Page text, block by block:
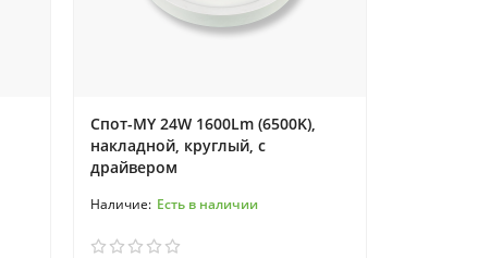
Спот-MY 24W 1600Lm (6500K),
накладной, круглый, с
драйвером
Есть в наличии